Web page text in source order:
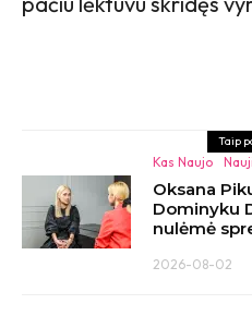
Taip
Kas Naujo
Oksana
Dominyku
nulėmė
2026-08-02